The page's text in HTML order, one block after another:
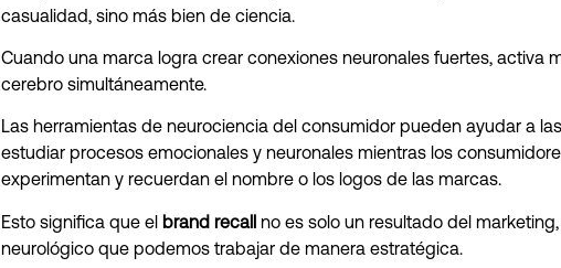
casualidad, sino más bien de ciencia.
Cuando una marca logra crear conexiones neuronales fuertes, activa
cerebro simultáneamente.
Las herramientas de neurociencia del consumidor pueden ayudar a
estudiar procesos emocionales y neuronales mientras los
experimentan y recuerdan el nombre o los logos de las marcas.
Esto significa que el brand recall no es solo un resultado del
neurológico que podemos trabajar de manera estratégica.